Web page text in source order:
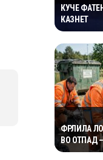
КУЧЕ
КАЗНЕТ
ФРЛИЛА
ВО ОТПАД
ЗА ДА ГО